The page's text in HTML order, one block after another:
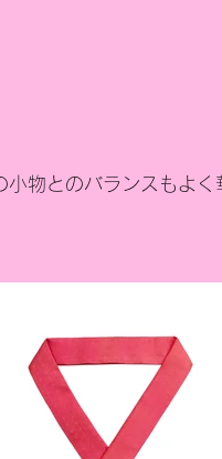
物とのバランスもよ